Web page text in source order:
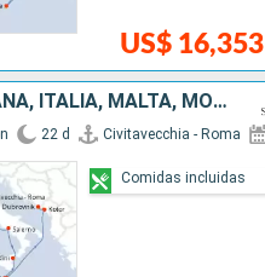
US$ 16,353
FRANCIA, ESPAÑA, ITALIA, MALTA, MONTENEGRO, CROACIA
22 d Civitavecchia - Roma
Comidas incluidas